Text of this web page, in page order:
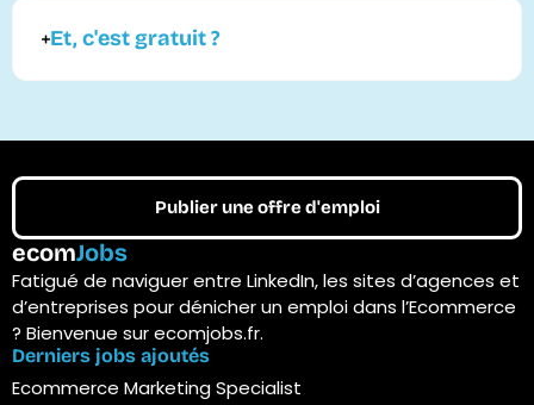
Et, c'est gratuit ?
ecomJobs
Fatigué de naviguer entre LinkedIn, les sites d’agences et
d’entreprises pour dénicher un emploi dans l’Ecommerce
? Bienvenue sur ecomjobs.fr.
Publier une offre d'emploi
Derniers jobs ajoutés
Ecommerce Marketing Specialist